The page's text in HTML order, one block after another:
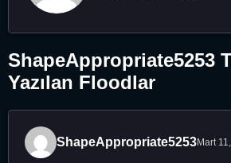
ShapeAppropriate5253
Yazılan Floodlar
ShapeAppropriate5253Mart